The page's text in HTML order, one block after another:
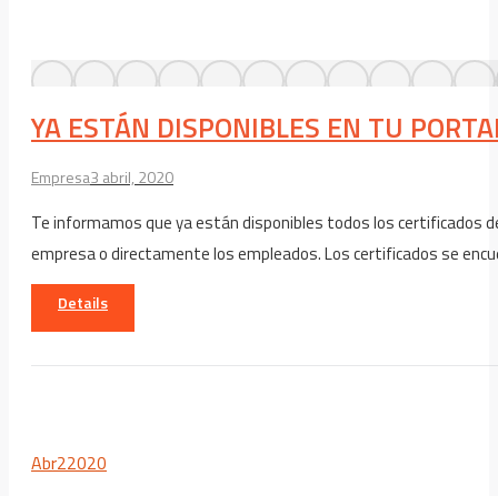
YA ESTÁN DISPONIBLES EN TU
Empresa3 abril, 2020
Te informamos que ya están disponibles todos los certificados
empresa o directamente los empleados. Los certificados se
Details
Abr22020